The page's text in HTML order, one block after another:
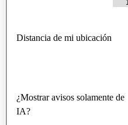
Distancia de mi ubicación
¿Mostrar avisos solamente de
IA?